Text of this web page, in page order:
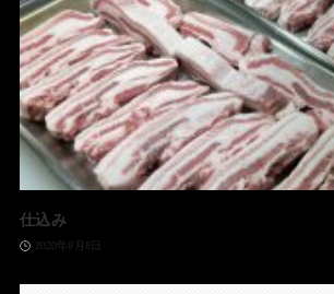
仕込み
2020年8月8日